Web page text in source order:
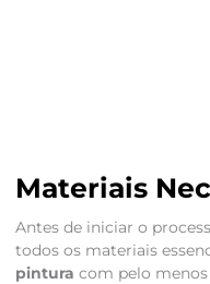
Materiais
Antes de iniciar o
todos os materiais
pintura com pelo menos